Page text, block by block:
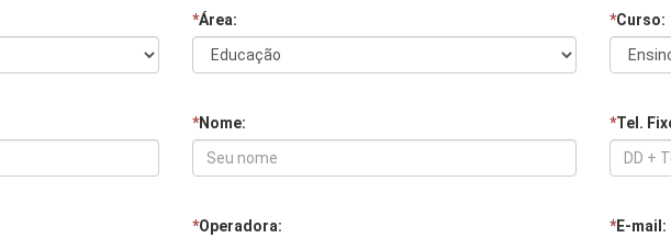
*Área: *Curso:
*Nome: *Tel.
*Operadora: *E-mail: